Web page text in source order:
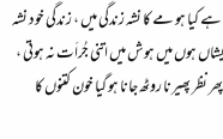
ہو مے کا نشہ زندگی میں ، زندگی خود نشہ
ہوں میں ہوش میں اتنی جُراَت نہ ہوتی ،
پھیرنا روٹھ جانا ہو گیا خون کتنوں کا